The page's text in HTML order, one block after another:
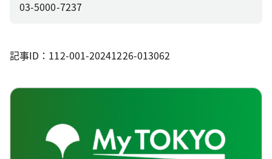
03-5000-7237
記事ID：112-001-20241226-013062